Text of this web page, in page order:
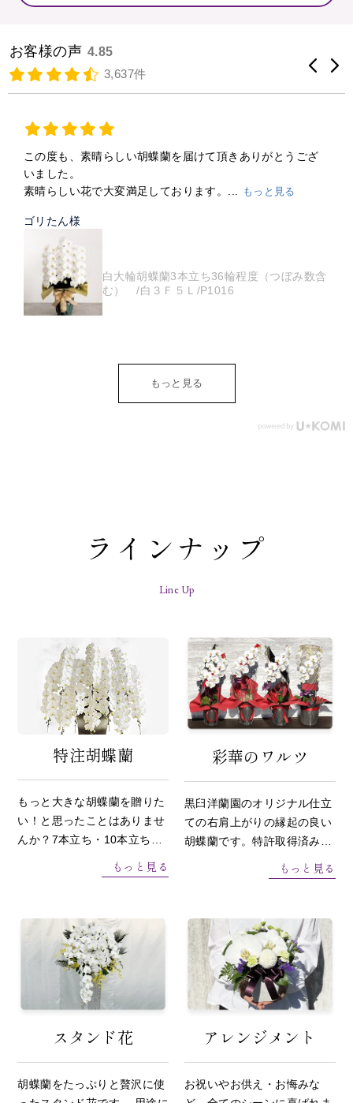
お客様の声 4.85
3,637件
この度も、素晴らしい胡蝶蘭を届けて頂きありがとうござ
いました。
素晴らしい花で大変満足しております。... もっと見る
ゴリたん様
白大輪胡蝶蘭3本立ち36輪程度（つぼみ数含
む） /白３Ｆ５Ｌ/P1016
もっと見る
ラインナップ
Line Up
特注胡蝶蘭
もっと大きな胡蝶蘭を贈りた
い！と思ったことはありませ
んか？7本立ち・10本立ち・
30本立ちと生産者だからこそ
の特別な仕立てです。
もっと見る
彩華のワルツ
黒臼洋蘭園のオリジナル仕立
ての右肩上がりの縁起の良い
胡蝶蘭です。特許取得済みで
もっと見る
スタンド花
胡蝶蘭をたっぷりと贅沢に使
アレンジメント
お祝いやお供え・お悔みな